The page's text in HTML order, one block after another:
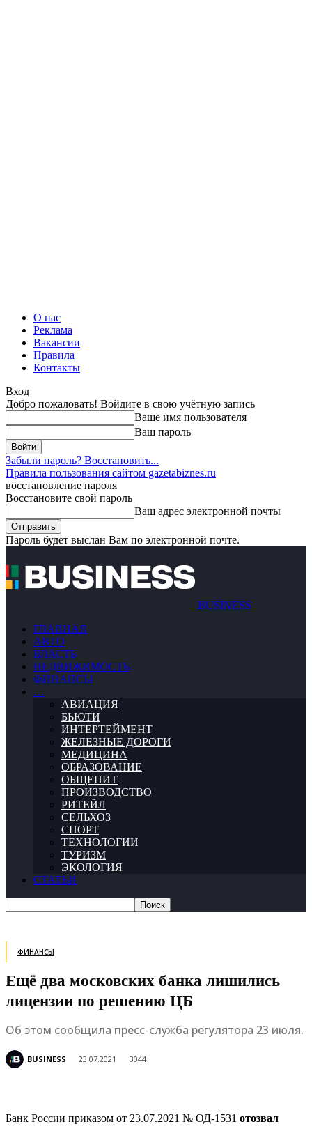
О нас
Реклама
Вакансии
Правила
Контакты
Вход
Добро пожаловать! Войдите в свою учётную запись
Ваше имя пользователя
Ваш пароль
Забыли пароль? Восстановить...
Правила пользования сайтом gazetabiznes.ru
восстановление пароля
Восстановите свой пароль
Ваш адрес электронной почты
Пароль будет выслан Вам по электронной почте.
BUSINESS
ГЛАВНАЯ
АВТО
ВЛАСТЬ
НЕДВИЖИМОСТЬ
ФИНАНСЫ
…
АВИАЦИЯ
БЬЮТИ
ИНТЕРТЕЙМЕНТ
ЖЕЛЕЗНЫЕ ДОРОГИ
МЕДИЦИНА
ОБРАЗОВАНИЕ
ОБЩЕПИТ
ПРОИЗВОДСТВО
РИТЕЙЛ
СЕЛЬХОЗ
СПОРТ
ТЕХНОЛОГИИ
ТУРИЗМ
ЭКОЛОГИЯ
СТАТЬИ
ФИНАНСЫ
Ещё два московских банка лишились
лицензии по решению ЦБ
Об этом сообщила пресс-служба регулятора 23 июля.
BUSINESS 23.07.2021 3044
Банк России приказом от 23.07.2021 № ОД-1531 отозвал